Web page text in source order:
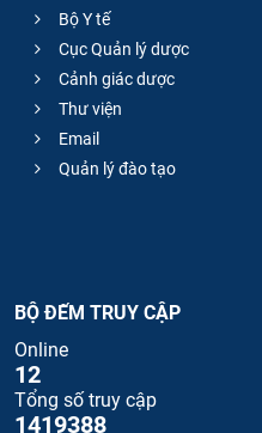
Bộ Y tế
Cục Quản lý dược
Cảnh giác dược
Thư viện
Email
Quản lý đào tạo
BỘ ĐẾM TRUY CẬP
Online
12
Tổng số truy cập
1419388